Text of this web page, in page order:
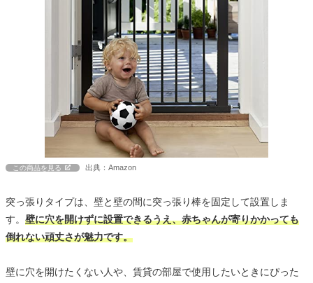
この商品を見る 出典：Amazon
突っ張りタイプは、壁と壁の間に突っ張り棒を固定して設置しま
す。 壁に穴を開けずに設置できるうえ、赤ちゃんが寄りかかっても
倒れない頑丈さが魅力です。
壁に穴を開けたくない人や、賃貸の部屋で使用したいときにぴった